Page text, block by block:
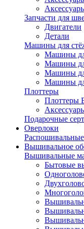
Запчасти для
Двигатели
Детали
Машины для
Машины
Машины
Машины
Машины
Плоттеры
Плоттеры
Подарочные
Оверлоки
Вышивальное
Вышивальные
Бытовые